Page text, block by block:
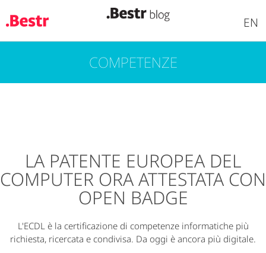
EN
COMPETENZE
LA PATENTE EUROPEA DEL
COMPUTER ORA ATTESTATA CON
OPEN BADGE
L'ECDL è la certificazione di competenze informatiche più
richiesta, ricercata e condivisa. Da oggi è ancora più digitale.